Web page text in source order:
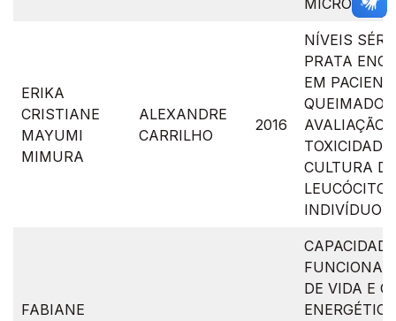
ERIKA
CRISTIANE
MAYUMI
MIMURA
ALEXANDRE
CARRILHO
2016
NÍVEIS
PRATA
EM
AVALIAÇÃO
TOXICIDADE
CULTURA DE
FABIANE
CAPACIDADE
DE VIDA E